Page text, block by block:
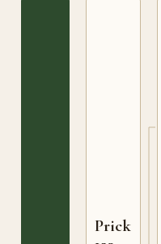
Prick